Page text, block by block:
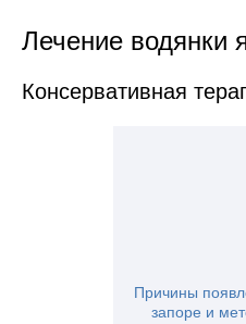
Лечение водянки
Консервативная
Причины
запоре и